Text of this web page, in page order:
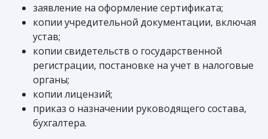
заявление на оформление сертификата;
копии учредительной документации, включая
устав;
копии свидетельств о государственной
регистрации, постановке на учет в налоговые
органы;
копии лицензий;
приказ о назначении руководящего состава,
бухгалтера.